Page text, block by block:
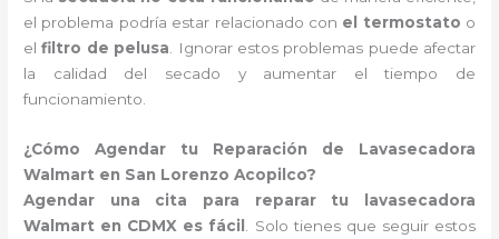
el problema podría estar relacionado con el termostato o
elfiltro de pelusa . Ignorar estos problemas puede afectar
la calidad del secado y aumentar el tiempo de
funcionamiento.
¿Cómo Agendar tu Reparación de Lavasecadora
Walmart en San Lorenzo Acopilco?
Agendar una cita para reparar tu lavasecadora
Walmart en CDMX es fácil
. Solo tienes que seguir estos